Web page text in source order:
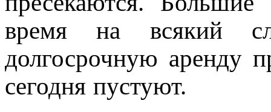
время на всякий
долгосрочную аренду
сегодня пустуют.